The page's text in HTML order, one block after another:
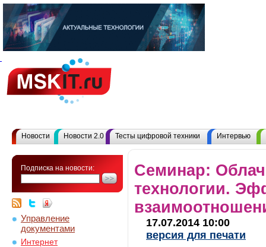
Новости Новости 2.0 Тесты цифровой техники Интервью
Подписка на новости:
Управление
документами
Интернет
Семинар:
технологии.
17.07.2014 10:00
версия для печати